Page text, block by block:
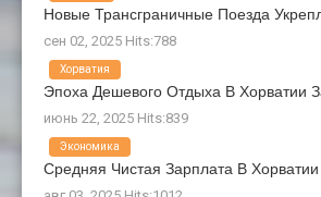
Новые Трансграничные Поезда
сен 02, 2025 Hits:788
Эпоха Дешевого Отдыха В Хорватии
июнь 22, 2025 Hits:839
Хорватия
Средняя Чистая Зарплата В
Экономика